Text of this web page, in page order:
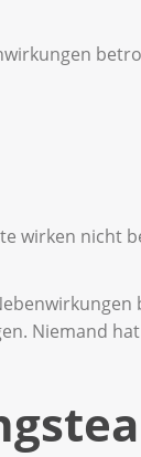
wirken nicht
Niemand